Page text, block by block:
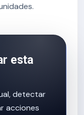
esta
detectar
acciones